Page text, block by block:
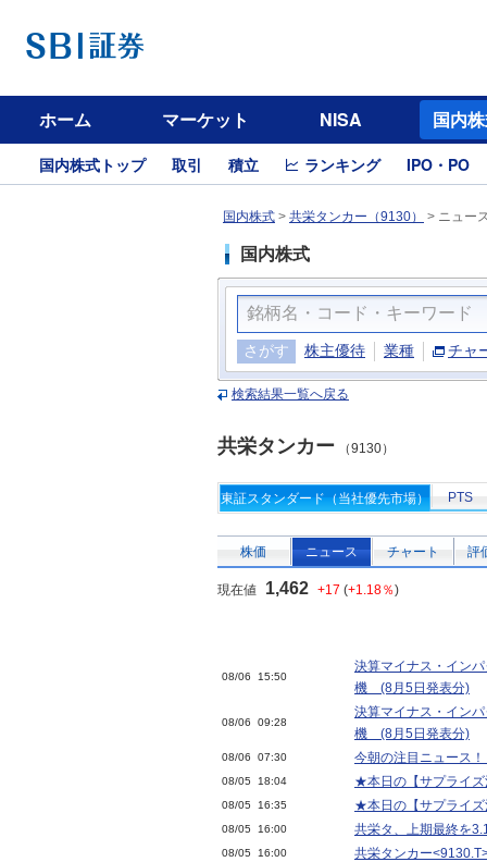
ホーム マーケット NISA 国内
国内株式トップ 取引 積立 ランキング IPO・PO
国内株式 > 共栄タンカー（9130） > ニュー
国内株式
さがす 株主優待 業種 チャ
検索結果一覧へ戻る
共栄タンカー （9130）
東証スタンダード（当社優先市場） PTS
株価 ニュース チャート 評
現在値 1,462 +17 (+1.18％)
08/06 15:50
決算マイナス・イン
機 (8月5日発表分)
08/06 09:28
決算マイナス・イン
機 (8月5日発表分)
08/06 07:30 今朝の注目ニュース
08/05 18:04 ★本日の【サプライ
08/05 16:35 ★本日の【サプライ
08/05 16:00 共栄タ、上期最終を
08/05 16:00 共栄タンカー